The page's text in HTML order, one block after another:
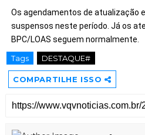
Os agendamentos de atualização
suspensos neste período. Já os
BPC/LOAS seguem normalmente.
Tags
DESTAQUE#
COMPARTILHE ISSO